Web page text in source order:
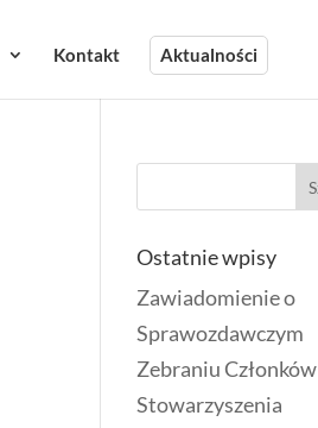
Kontakt Aktualności
Ostatnie wpisy
Zawiadomienie o
Sprawozdawczym
Zebraniu Członków
Stowarzyszenia